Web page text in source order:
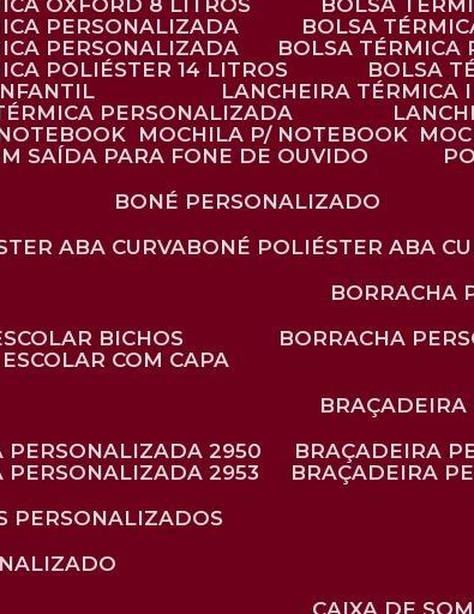
OXFORD 8 LITROS
BOLSA
PERSONALIZADA
BOLSA
PERSONALIZADA
BOLSA
POLIÉSTER 14 LITROS
BOLSA
LANCHEIRA TÉRMICA
PERSONALIZADA
MOCHILA P/ NOTEBOOK
SAÍDA PARA FONE DE OUVIDO
BONÉ PERSONALIZADO
ABA CURVA
BONÉ POLIÉSTER ABA
BICHOS
BORRACHA
ESCOLAR COM CAPA
PERSONALIZADA 2950
BRAÇADEIRA
PERSONALIZADA 2953
BRAÇADEIRA
PERSONALIZADOS
CAIXA DE